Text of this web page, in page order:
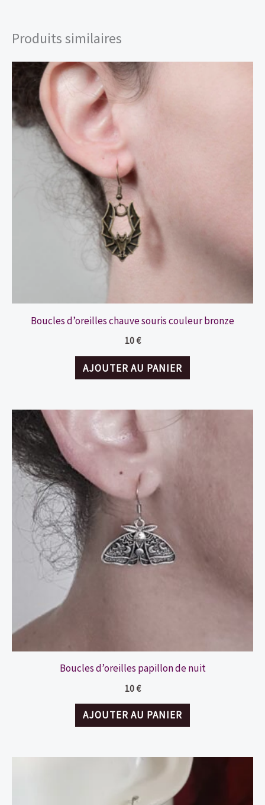
Produits similaires
Boucles d’oreilles chauve souris couleur bronze
10€
AJOUTER AU PANIER
Boucles d’oreilles papillon de nuit
10€
AJOUTER AU PANIER